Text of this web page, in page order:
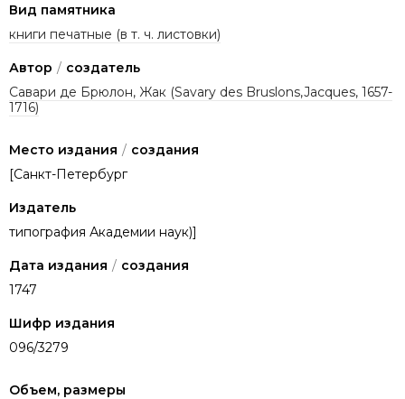
Вид памятника
книги печатные (в т. ч. листовки)
Автор / создатель
Савари де Брюлон, Жак (Savary des Bruslons,Jacques, 1657-
1716)
Место издания / создания
[Санкт-Петербург
Издатель
типография Академии наук)]
Дата издания / создания
1747
Шифр издания
096/3279
Объем, размеры